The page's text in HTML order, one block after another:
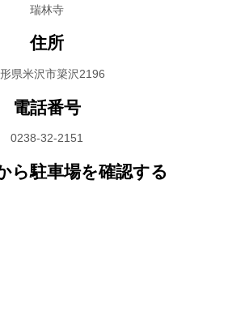
瑞林寺
住所
県米沢市簗沢2196
電話番号
0238-32-2151
ら駐車場を確認する